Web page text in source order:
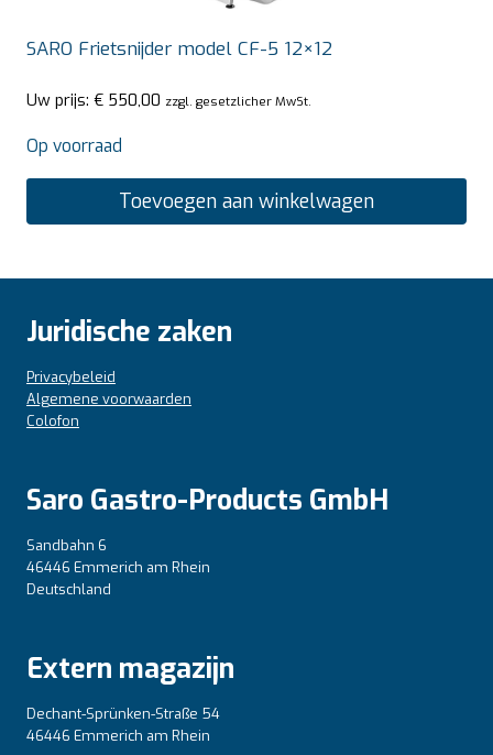
SARO Frietsnijder model CF-5 12×12
Uw prijs: € 550,00 zzgl. gesetzlicher MwSt.
Op voorraad
Toevoegen aan winkelwagen
Juridische zaken
Privacybeleid
Algemene voorwaarden
Colofon
Saro Gastro-Products GmbH
Sandbahn 6
46446 Emmerich am Rhein
Deutschland
Extern magazijn
Dechant-Sprünken-Straße 54
46446 Emmerich am Rhein